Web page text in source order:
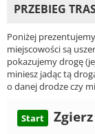
PRZEBIEG
Poniżej
miejscowości są
pokazujemy drogę
miniesz jadąc tą
o danej drodze czy
Start Zgierz